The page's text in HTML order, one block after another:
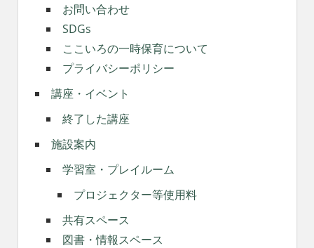
お問い合わせ
SDGs
ここいろの一時保育について
プライバシーポリシー
講座・イベント
終了した講座
施設案内
学習室・プレイルーム
プロジェクター等使用料
共有スペース
図書・情報スペース